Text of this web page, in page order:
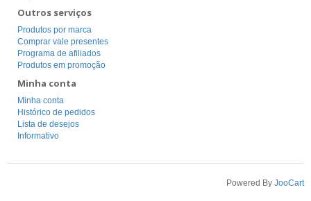
Outros serviços
Produtos por marca
Comprar vale presentes
Programa de afiliados
Produtos em promoção
Minha conta
Minha conta
Histórico de pedidos
Lista de desejos
Informativo
Powered By JooCart